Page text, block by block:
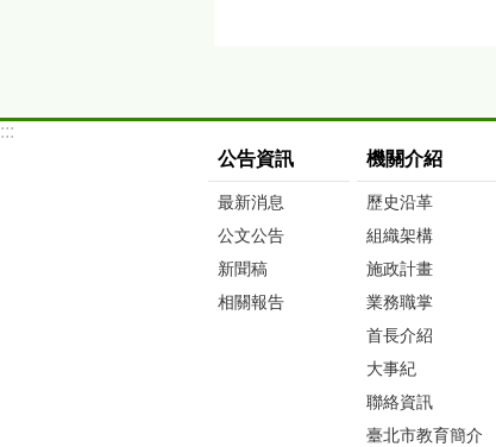
:::
公告資訊
最新消息
公文公告
新聞稿
相關報告
機關介紹
歷史沿革
組織架構
施政計畫
業務職掌
首長介紹
大事紀
聯絡資訊
臺北市教育簡介